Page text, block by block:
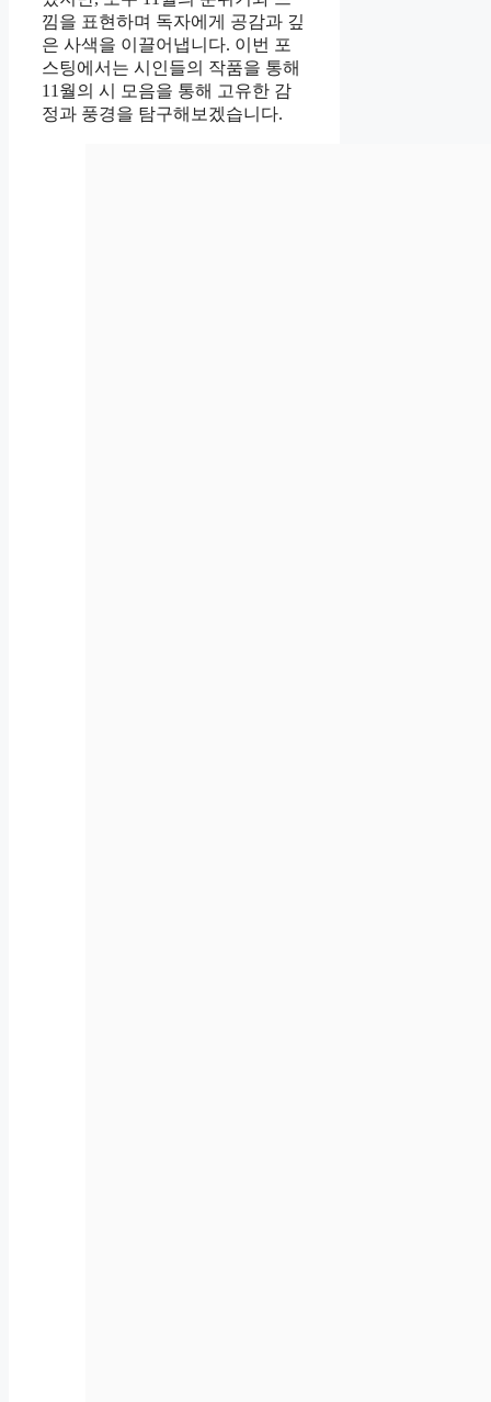
낌을 표현하며 독자에게 공감과 깊
은 사색을 이끌어냅니다. 이번 포
스팅에서는 시인들의 작품을 통해
11월의 시 모음을 통해 고유한 감
정과 풍경을 탐구해보겠습니다.